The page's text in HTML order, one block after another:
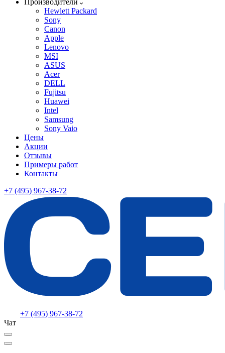
Производители
Hewlett Packard
Sony
Canon
Apple
Lenovo
MSI
ASUS
Acer
DELL
Fujitsu
Huawei
Intel
Samsung
Sony Vaio
Цены
Акции
Отзывы
Примеры работ
Контакты
+7 (495) 967-38-72
+7 (495) 967-38-72
Чат